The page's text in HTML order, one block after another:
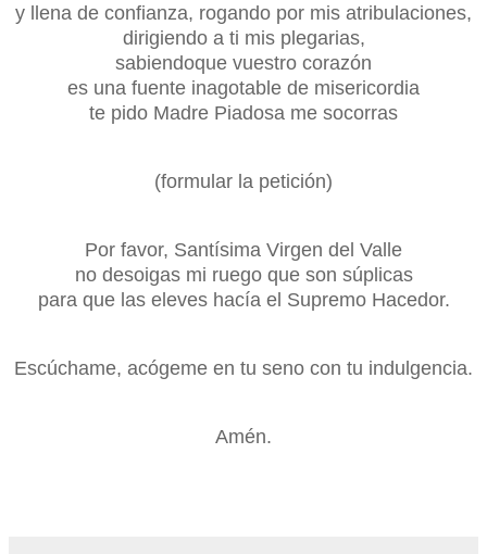
y llena de confianza, rogando por mis atribulaciones,
dirigiendo a ti mis plegarias,
sabiendoque vuestro corazón
es una fuente inagotable de misericordia
te pido Madre Piadosa me socorras
(formular la petición)
Por favor, Santísima Virgen del Valle
no desoigas mi ruego que son súplicas
para que las eleves hacía el Supremo Hacedor.
Escúchame, acógeme en tu seno con tu indulgencia.
Amén.